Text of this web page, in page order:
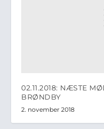
02.11.2018: NÆSTE
BRØNDBY
2. november 2018